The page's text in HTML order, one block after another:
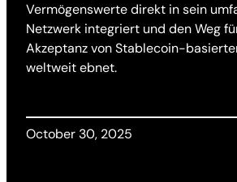
Vermögenswerte direkt in sein
Netzwerk integriert und den Weg
Akzeptanz von Stablecoin-
weltweit ebnet.
October 30, 2025